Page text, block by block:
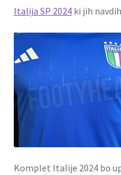
Italija SP 2024ki jih
Komplet Italije 2024 bo